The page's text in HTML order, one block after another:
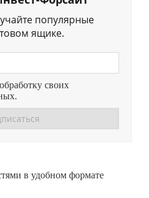
популярные
ящике.
своих
в удобном формате